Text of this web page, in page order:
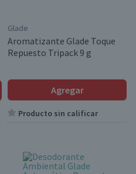
Glade
Aromatizante Glade Toque
Repuesto Tripack 9 g
Agregar
Producto sin calificar